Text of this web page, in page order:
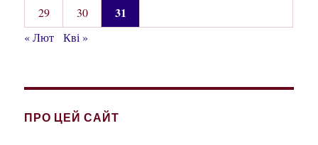
29
30 31
« Лют Кві »
ПРО ЦЕЙ САЙТ